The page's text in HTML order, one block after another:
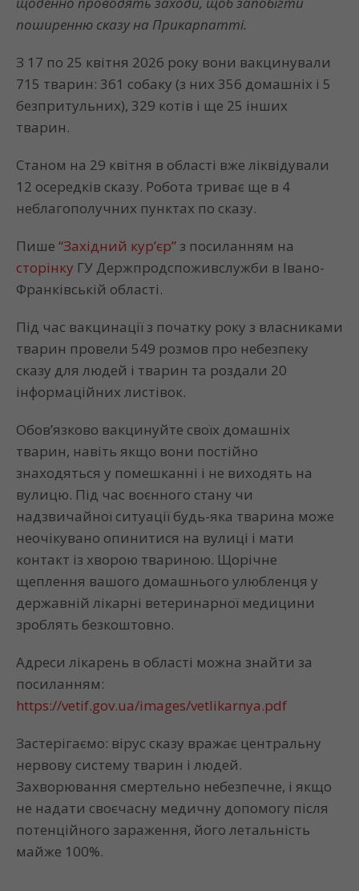
поширенню сказу на Прикарпатті.
З 17 по 25 квітня 2026 року вони вакцинували
715 тварин: 361 собаку (з них 356 домашніх і 5
безпритульних), 329 котів і ще 25 інших
тварин.
Станом на 29 квітня в області вже ліквідували
12 осередків сказу. Робота триває ще в 4
неблагополучних пунктах по сказу.
Пише “Західний кур’єр” з посиланням на
сторінку ГУ Держпродспоживслужби в Івано-
Франківській області.
Під час вакцинації з початку року з власниками
тварин провели 549 розмов про небезпеку
сказу для людей і тварин та роздали 20
інформаційних листівок.
Обов’язково вакцинуйте своїх домашніх
тварин, навіть якщо вони постійно
знаходяться у помешканні і не виходять на
вулицю. Під час воєнного стану чи
надзвичайної ситуації будь-яка тварина може
неочікувано опинитися на вулиці і мати
контакт із хворою твариною. Щорічне
щеплення вашого домашнього улюбленця у
державній лікарні ветеринарної медицини
зроблять безкоштовно.
Адреси лікарень в області можна знайти за
посиланням:
https://vetif.gov.ua/images/vetlikarnya.pdf
Застерігаємо: вірус сказу вражає центральну
нервову систему тварин і людей.
Захворювання смертельно небезпечне, і якщо
не надати своєчасну медичну допомогу після
потенційного зараження, його летальність
майже 100%.